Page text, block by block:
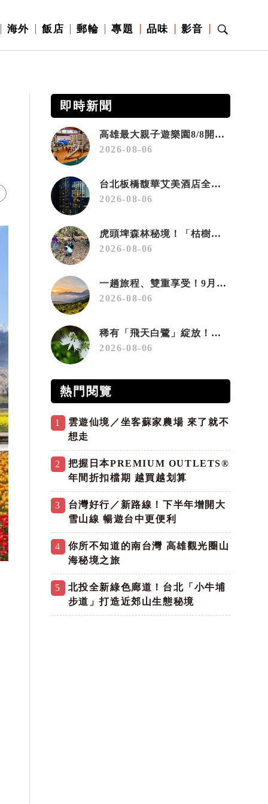
海外 飯店 郵輪 專題 品味 影音
即時新聞
高雄最大親子遊樂園8/8開幕！30項設施免費玩、YOYO家族嗨翻暑假
2026-08-06
台北板橋馥華艾美酒店全新開幕 感官藝術策展打造旅居新風格
2026-08-06
虎頭埤森林秘境！「枯樹籬步道」生態復育有成 走進大自然生命教室
2026-08-06
一趟旅程、雙重享受！9月住宿合歡山 順遊奧萬大10元優惠入園
2026-08-06
稀有「飛天白鷺」綻放！神戶六甲高山植物園「鷺草」珍貴現身
2026-08-06
熱門閱覽
1
雲遊仙境／坐客蘇家農場 來了就不
想走
2
把握日本PREMIUM OUTLETS®
年間折扣檔期 越買越划算
3
台灣好行／新路線！下半年增開大
雪山線 暢遊台中更便利
4
你所不知道的南台灣 高雄觀光圈山
海秘境之旅
5
北投全新綠色廊道！台北「小牛埔
步道」打造近郊山生態秘境